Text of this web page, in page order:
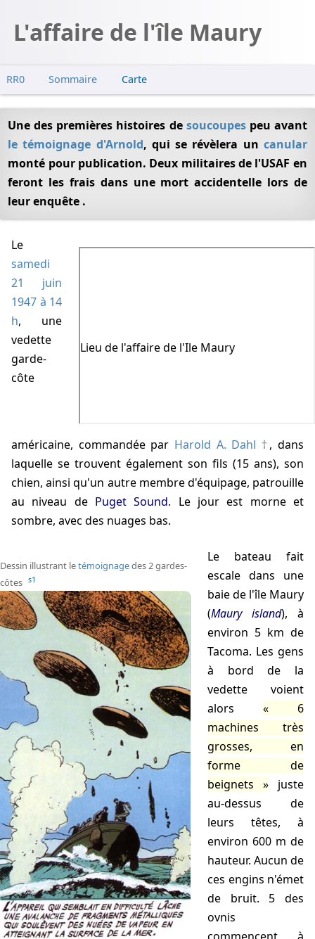
L'affaire de l'île Maury
RR0 Sommaire
Arnold enquête
Crash
Disparitions
Enquête et explication officielle
Carte
Une des premières histoires de soucoupespeu avant
le témoignage d'Arnold, qui se révèlera un canular
monté pour publication. Deux militaires de l'USAF en
feront les frais dans une mort accidentelle lors de
leur enquête .
Le
samedi
21 juin
1947 à 14
h, une
vedette
garde-
côte
américaine, commandée par Harold A. Dahl
, dans
laquelle se trouvent également son fils (15 ans), son
chien, ainsi qu'un autre membre d'équipage, patrouille
au niveau de Puget Sound. Le jour est morne et
sombre, avec des nuages bas.
Dessin illustrant letémoignagedes 2 gardes-
côtes s1
Le bateau fait
escale dans une
baie de l'île Maury
(Maury island), à
environ 5 km de
Tacoma. Les gens
à bord de la
vedette voient
alors
6
machines très
grosses, en
forme de
beignets
juste
au-dessus de
leurs têtes, à
environ 600 m de
hauteur. Aucun de
ces engins n'émet
de bruit. 5 des
ovnis